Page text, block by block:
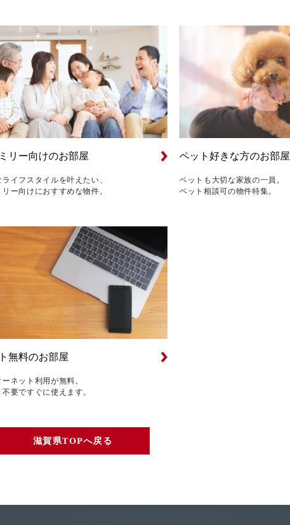
リー向けのお部屋
イフスタイルを叶えたい、
リー向けにおすすめな物件。
ペット好きな方のお部屋
ペットも大切な家族の一員。
ペット相談可の物件特集。
無料のお部屋
ーネット利用が無料。
要ですぐに使えます。
滋賀県TOPへ戻る